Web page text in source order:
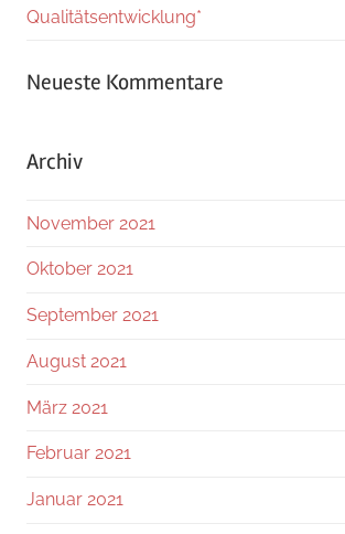
Qualitätsentwicklung*
Neueste Kommentare
Archiv
November 2021
Oktober 2021
September 2021
August 2021
März 2021
Februar 2021
Januar 2021